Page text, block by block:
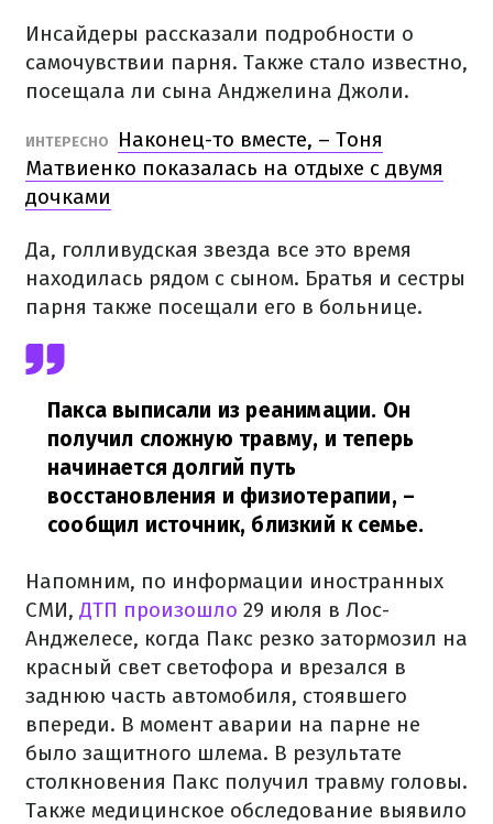
Инсайдеры рассказали подробности о
самочувствии парня. Также стало известно,
посещала ли сына Анджелина Джоли.
ИНТЕРЕСНО
Наконец-то вместе, – Тоня
Матвиенко показалась на отдыхе с двумя
дочками
Да, голливудская звезда все это время
находилась рядом с сыном. Братья и сестры
парня также посещали его в больнице.
Пакса выписали из реанимации. Он
получил сложную травму, и теперь
начинается долгий путь
восстановления и физиотерапии, –
сообщил источник, близкий к семье.
Напомним, по информации иностранных
СМИ, ДТП произошло 29 июля в Лос-
Анджелесе, когда Пакс резко затормозил на
красный свет светофора и врезался в
заднюю часть автомобиля, стоявшего
впереди. В момент аварии на парне не
было защитного шлема. В результате
столкновения Пакс получил травму головы.
Также медицинское обследование выявило